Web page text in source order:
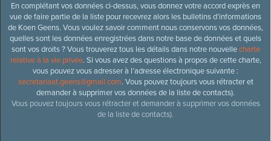
En complétant vos données ci-dessus, vous donnez votre accord exprès en
vue de faire partie de la liste pour recevrez alors les bulletins d’informations
de Koen Geens. Vous voulez savoir comment nous conservons vos données,
quelles sont les données enregistrées dans notre base de données et quels
sont vos droits ? Vous trouverez tous les détails dans notre nouvellecharte
relative à la vie privée. Si vous avez des questions à propos de cette charte,
vous pouvez vous adresser à l’adresse électronique suivante :
secretariaat.geens@gmail.com. Vous pouvez toujours vous rétracter et
demander à supprimer vos données de la liste de contacts).
Vous pouvez toujours vous rétracter et demander à supprimer vos données
de la liste de contacts).